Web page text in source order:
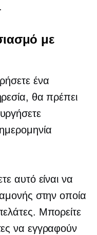
με
ένα
θα πρέπει
αυτό είναι να
στην οποία
Μπορείτε
να εγγραφούν